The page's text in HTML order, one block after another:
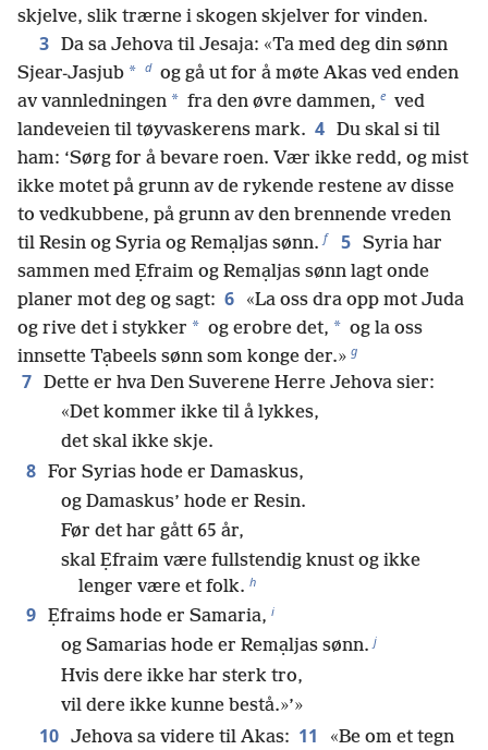
skjelve, slik trærne i skogen skjelver for vinden.
3 Da sa Jehova til Jesaja: «Ta med deg din sønn
Sjear-Jasjub * d og gå ut for å møte Akas ved enden
av vannledningen * fra den øvre dammen, e ved
landeveien til tøyvaskerens mark. 4 Du skal si til
ham: ‘Sørg for å bevare roen. Vær ikke redd, og mist
ikke motet på grunn av de rykende restene av disse
to vedkubbene, på grunn av den brennende vreden
til Resin og Syria og Remạljas sønn. f 5 Syria har
sammen med Ẹfraim og Remạljas sønn lagt onde
planer mot deg og sagt: 6
«La oss dra opp mot Juda
og rive det i stykker * og erobre det, * og la oss
innsette Tạbeels sønn som konge der.» g
7 Dette er hva Den Suverene Herre Jehova sier:
«Det kommer ikke til å lykkes,
det skal ikke skje.
8 For Syrias hode er Damaskus,
og Damaskus’ hode er Resin.
Før det har gått 65 år,
skal Ẹfraim være fullstendig knust og ikke
lenger være et folk. h
9 Ẹfraims hode er Samaria, i
og Samarias hode er Remạljas sønn. j
Hvis dere ikke har sterk tro,
vil dere ikke kunne bestå.»’»
10 Jehova sa videre til Akas: 11
«Be om et tegn